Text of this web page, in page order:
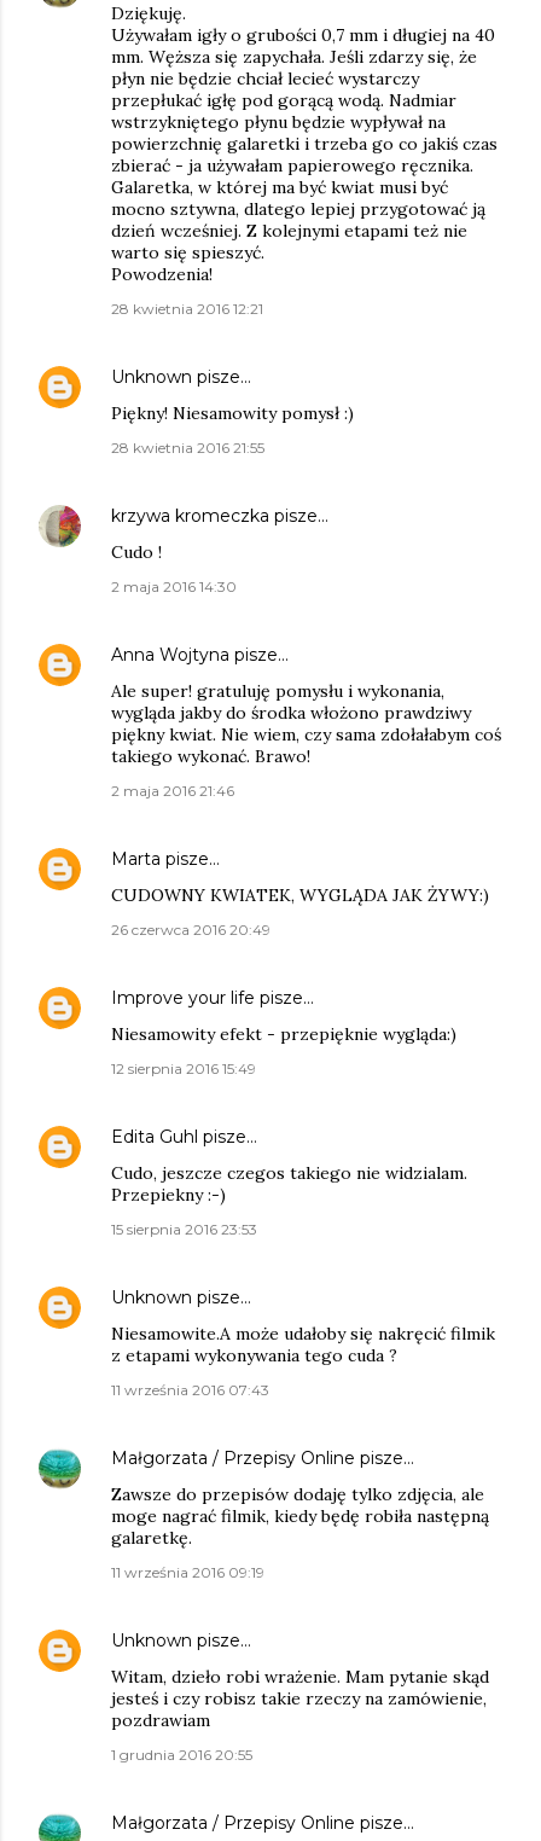
Dziękuję.
Używałam igły o grubości 0,7 mm i długiej na 40
mm. Węższa się zapychała. Jeśli zdarzy się, że
płyn nie będzie chciał lecieć wystarczy
przepłukać igłę pod gorącą wodą. Nadmiar
wstrzykniętego płynu będzie wypływał na
powierzchnię galaretki i trzeba go co jakiś czas
zbierać - ja używałam papierowego ręcznika.
Galaretka, w której ma być kwiat musi być
mocno sztywna, dlatego lepiej przygotować ją
dzień wcześniej. Z kolejnymi etapami też nie
warto się spieszyć.
Powodzenia!
28 kwietnia 2016 12:21
Unknown pisze…
Piękny! Niesamowity pomysł :)
28 kwietnia 2016 21:55
krzywa kromeczka pisze…
Cudo !
2 maja 2016 14:30
Anna Wojtyna pisze…
Ale super! gratuluję pomysłu i wykonania,
wygląda jakby do środka włożono prawdziwy
piękny kwiat. Nie wiem, czy sama zdołałabym coś
takiego wykonać. Brawo!
2 maja 2016 21:46
Marta pisze…
CUDOWNY KWIATEK, WYGLĄDA JAK ŻYWY:)
26 czerwca 2016 20:49
Improve your life pisze…
Niesamowity efekt - przepięknie wygląda:)
12 sierpnia 2016 15:49
Edita Guhl pisze…
Cudo, jeszcze czegos takiego nie widzialam.
Przepiekny :-)
15 sierpnia 2016 23:53
Unknown pisze…
Niesamowite.A może udałoby się nakręcić filmik
z etapami wykonywania tego cuda ?
11 września 2016 07:43
Małgorzata / Przepisy Online pisze…
Zawsze do przepisów dodaję tylko zdjęcia, ale
moge nagrać filmik, kiedy będę robiła następną
galaretkę.
11 września 2016 09:19
Unknown pisze…
Witam, dzieło robi wrażenie. Mam pytanie skąd
jesteś i czy robisz takie rzeczy na zamówienie,
pozdrawiam
1 grudnia 2016 20:55
Małgorzata / Przepisy Online pisze…